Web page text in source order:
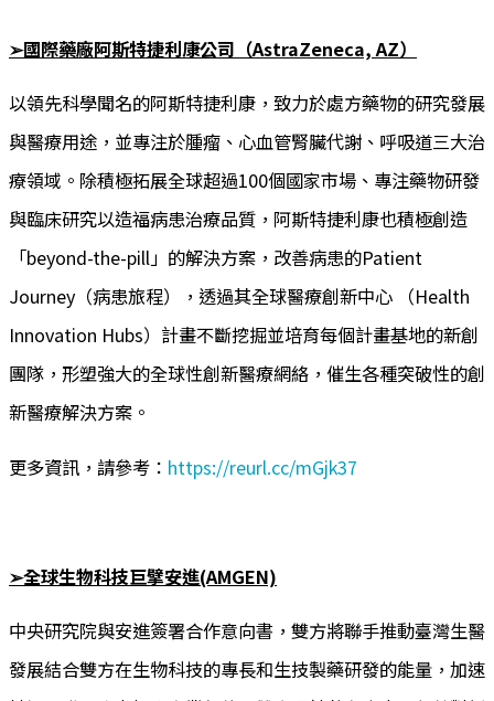
➢國際藥廠阿斯特捷利康公司（AstraZeneca, AZ）
以領先科學聞名的阿斯特捷利康，致力於處方藥物的研究發展
與醫療用途，並專注於腫瘤、心血管腎臟代謝、呼吸道三大治
療領域。除積極拓展全球超過100個國家市場、專注藥物研發
與臨床研究以造福病患治療品質，阿斯特捷利康也積極創造
「beyond-the-pill」的解決方案，改善病患的Patient
Journey（病患旅程），透過其全球醫療創新中心 （Health
Innovation Hubs）計畫不斷挖掘並培育每個計畫基地的新創
團隊，形塑強大的全球性創新醫療網絡，催生各種突破性的創
新醫療解決方案。
更多資訊，請參考： https://reurl.cc/mGjk37
➢全球生物科技巨擘安進(AMGEN)
中央研究院與安進簽署合作意向書，雙方將聯手推動臺灣生醫
發展結合雙方在生物科技的專長和生技製藥研發的能量，加速